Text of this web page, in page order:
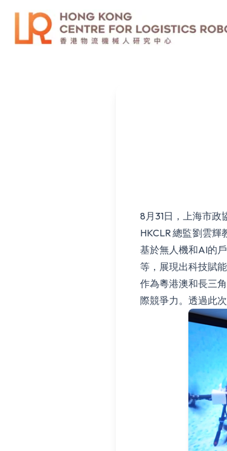
8月31日，上海市政
HKCLR 總監劉雲
基於無人機和AI的
等，展現出科技賦
作為粵港澳和長三
際競爭力。透過此